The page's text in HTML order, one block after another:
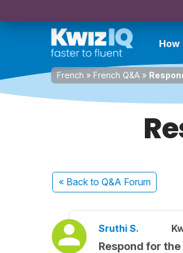
How
French » French Q&A »
« Back to Q&A Forum
Sruthi S.
Respond for